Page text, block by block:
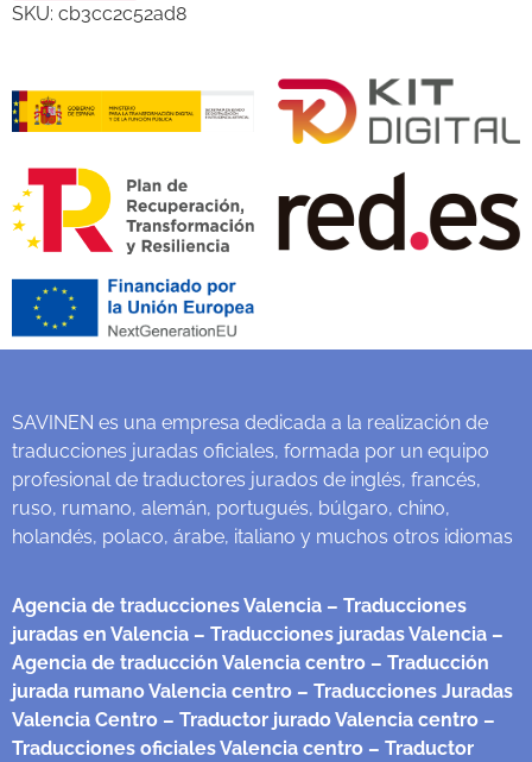
SKU: cb3cc2c52ad8
SAVINEN es una empresa dedicada a la realización de
traducciones juradas oficiales, formada por un equipo
profesional de traductores jurados de inglés, francés,
ruso, rumano, alemán, portugués, búlgaro, chino,
holandés, polaco, árabe, italiano y muchos otros idiomas
Agencia de traducciones Valencia – Traducciones
juradas en Valencia – Traducciones juradas Valencia –
Agencia de traducción Valencia centro – Traducción
jurada rumano Valencia centro – Traducciones Juradas
Valencia Centro – Traductor jurado Valencia centro –
Traducciones oficiales Valencia centro – Traductor